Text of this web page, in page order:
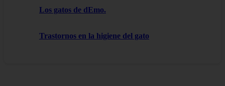
Los gatos de dEmo.
Trastornos en la higiene del gato